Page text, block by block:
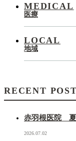
MEDICAL
医療
LOCAL
地域
RECENT
赤羽根医院 夏
2026.07.02